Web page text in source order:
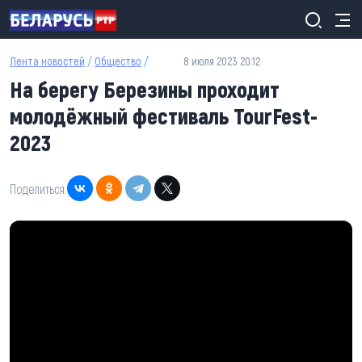
Перейти к основному содержанию
Лента новостей / Общество / 8 июля 2023 20:12
На берегу Березины проходит
молодёжный фестиваль TourFest-
2023
Поделиться: